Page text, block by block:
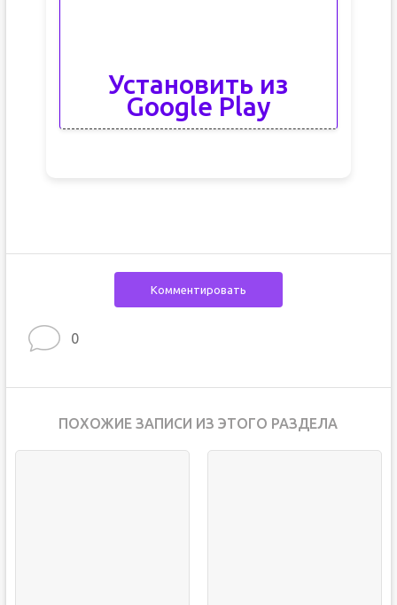
Установить из
Google Play
Комментировать
0
ПОХОЖИЕ ЗАПИСИ ИЗ ЭТОГО РАЗДЕЛА